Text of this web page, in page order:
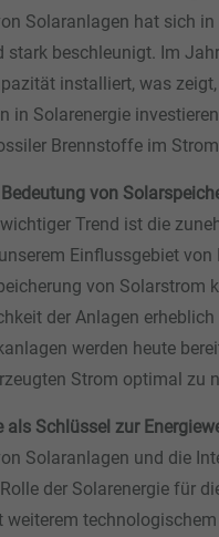
Solaranlagen hat sich
stark beschleunigt. Im
installiert, was
in Solarenergie
Brennstoffe im
von
Trend ist die
Einflussgebiet
von Solarstrom
der Anlagen
werden heute
Strom optimal zu
als Schlüssel zur
Solaranlagen und die
der Solarenergie für
weiterem